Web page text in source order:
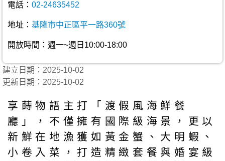
電話： 02-24635452
地址： 基隆市中正區平一路360號
開放時間：週一~週日10:00-18:00
建立日期：2025-10-02
更新日期：2025-10-02
享蒔物語主打「渡假風海鮮餐
廳」，不僅擁有國際級海景，更以
新鮮在地漁獲如黃金蟹、大明蝦、
小卷入菜，打造精緻套餐與婚宴級